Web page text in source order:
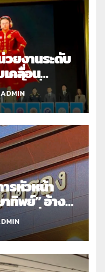
ยงานระดับ
คลื่อน
ในพื้นที่
ลอดภัยเด็ก
เสพติด
รหัวหน้า
ทิพย์” อ้าง
หลัง ยื่นฟ้อง
ธานศาล
ยแรง รอง